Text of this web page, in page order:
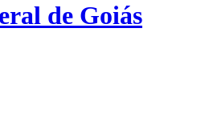
de Goiás